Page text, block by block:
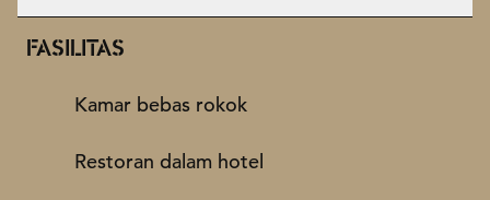
FASILITAS
Kamar bebas rokok
Restoran dalam hotel